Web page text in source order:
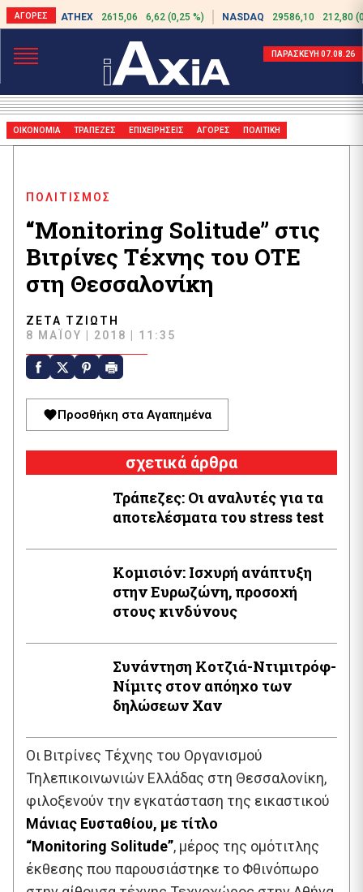
ATHEX 2615,06 6,62 (0,25 %) NASDAQ 29586,10 212,80
ΠΑΡΑΣΚΕΥΗ 07.08.26
ΟΙΚΟΝΟΜΙΑ ΤΡΑΠΕΖΕΣ ΕΠΙΧΕΙΡΗΣΕΙΣ ΑΓΟΡΕΣ ΠΟΛΙΤΙΚΗ
ΠΟΛΙΤΙΣΜΟΣ
“Monitoring Solitude” στις
Βιτρίνες Τέχνης του ΟΤΕ
στη Θεσσαλονίκη
ΖΈΤΑ ΤΖΙΏΤΗ
8 ΜΑΪ́ΟΥ | 2018 | 11:35
Προσθήκη στα Αγαπημένα
σχετικά άρθρα
Τράπεζες: Οι αναλυτές για τα
αποτελέσματα του stress test
Κομισιόν: Ισχυρή ανάπτυξη
στην Ευρωζώνη, προσοχή
στους κινδύνους
Συνάντηση Κοτζιά-Ντιμιτρόφ-
Νίμιτς στον απόηχο των
δηλώσεων Χαν
Οι Βιτρίνες Τέχνης του Οργανισμού
Τηλεπικοινωνιών Ελλάδας στη Θεσσαλονίκη,
φιλοξενούν την εγκατάσταση της εικαστικού
Μάνιας Ευσταθίου, με τίτλο
“Monitoring Solitude”, μέρος της ομότιτλης
έκθεσης που παρουσιάστηκε το Φθινόπωρο